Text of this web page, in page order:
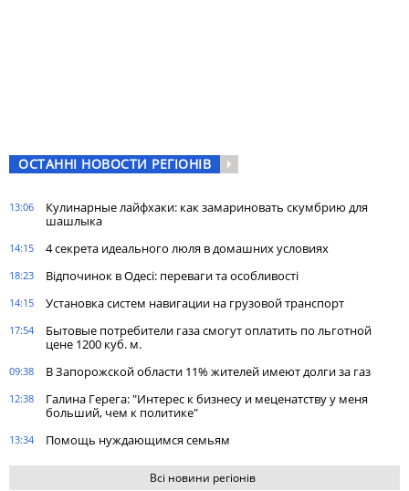
ОСТАННІ НОВОСТИ РЕГІОНІВ
13:06
Кулинарные лайфхаки: как замариновать скумбрию для
шашлыка
14:15 4 секрета идеального люля в домашних условиях
18:23 Відпочинок в Одесі: переваги та особливості
14:15 Установка систем навигации на грузовой транспорт
17:54
Бытовые потребители газа cмогут оплатить по льготной
цене 1200 куб. м.
09:38 В Запорожской области 11% жителей имеют долги за газ
12:38
Галина Герега: "Интерес к бизнесу и меценатству у меня
больший, чем к политике"
13:34 Помощь нуждающимся семьям
Всі новини регіонів